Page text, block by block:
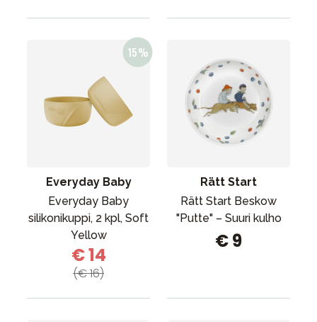
Everyday Baby
Everyday Baby
silikonikuppi, 2 kpl, Soft
Yellow
€ 14
(€ 16)
Rätt Start
Rätt Start Beskow
"Putte" – Suuri kulho
€ 9